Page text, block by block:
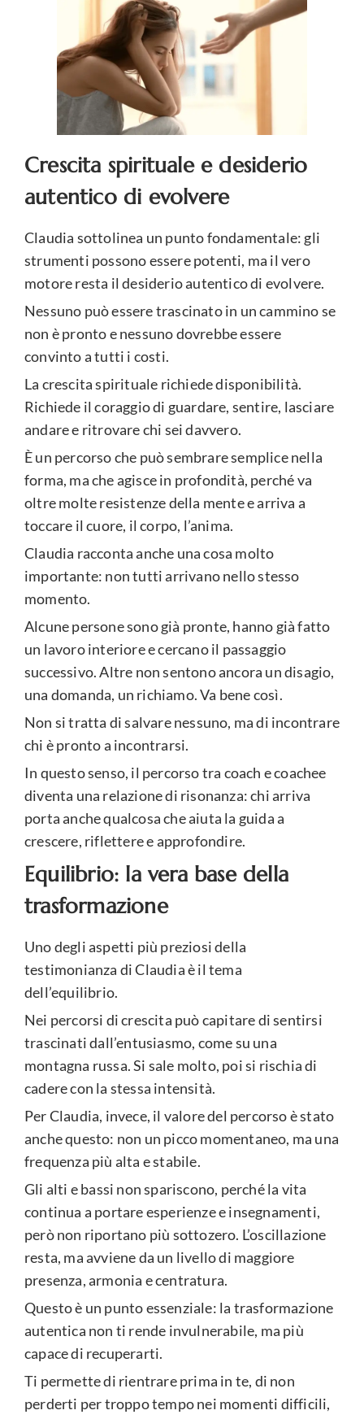
Crescita spirituale e desiderio
autentico di evolvere
Claudia sottolinea un punto fondamentale: gli
strumenti possono essere potenti, ma il vero
motore resta il desiderio autentico di evolvere.
Nessuno può essere trascinato in un cammino se
non è pronto e nessuno dovrebbe essere
convinto a tutti i costi.
La crescita spirituale richiede disponibilità.
Richiede il coraggio di guardare, sentire, lasciare
andare e ritrovare chi sei davvero.
È un percorso che può sembrare semplice nella
forma, ma che agisce in profondità, perché va
oltre molte resistenze della mente e arriva a
toccare il cuore, il corpo, l’anima.
Claudia racconta anche una cosa molto
importante: non tutti arrivano nello stesso
momento.
Alcune persone sono già pronte, hanno già fatto
un lavoro interiore e cercano il passaggio
successivo. Altre non sentono ancora un disagio,
una domanda, un richiamo. Va bene così.
Non si tratta di salvare nessuno, ma di incontrare
chi è pronto a incontrarsi.
In questo senso, il percorso tra coach e coachee
diventa una relazione di risonanza: chi arriva
porta anche qualcosa che aiuta la guida a
crescere, riflettere e approfondire.
Equilibrio: la vera base della
trasformazione
Uno degli aspetti più preziosi della
testimonianza di Claudia è il tema
dell’equilibrio.
Nei percorsi di crescita può capitare di sentirsi
trascinati dall’entusiasmo, come su una
montagna russa. Si sale molto, poi si rischia di
cadere con la stessa intensità.
Per Claudia, invece, il valore del percorso è stato
anche questo: non un picco momentaneo, ma una
frequenza più alta e stabile.
Gli alti e bassi non spariscono, perché la vita
continua a portare esperienze e insegnamenti,
però non riportano più sottozero. L’oscillazione
resta, ma avviene da un livello di maggiore
presenza, armonia e centratura.
Questo è un punto essenziale: la trasformazione
autentica non ti rende invulnerabile, ma più
capace di recuperarti.
Ti permette di rientrare prima in te, di non
perderti per troppo tempo nei momenti difficili,